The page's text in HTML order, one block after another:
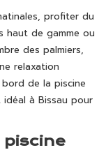
profiter du
haut de gamme ou
des palmiers,
relaxation
de la piscine
à Bissau pour
piscine